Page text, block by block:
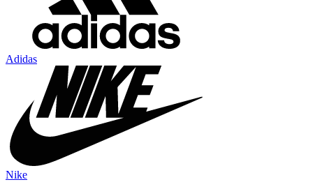
Adidas
Nike